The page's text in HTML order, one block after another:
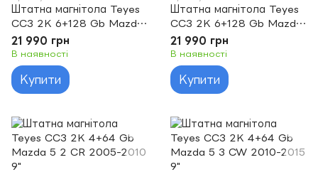
Штатна магнітола Teyes
CC3 2K 6+128 Gb Mazda
3 1 BK 2003-2009 9"
21 990 грн
В наявності
Купити
Штатна магнітола Teyes
CC3 2K 6+128 Gb Mazda
3 2 2009-2013 9"
21 990 грн
В наявності
Купити